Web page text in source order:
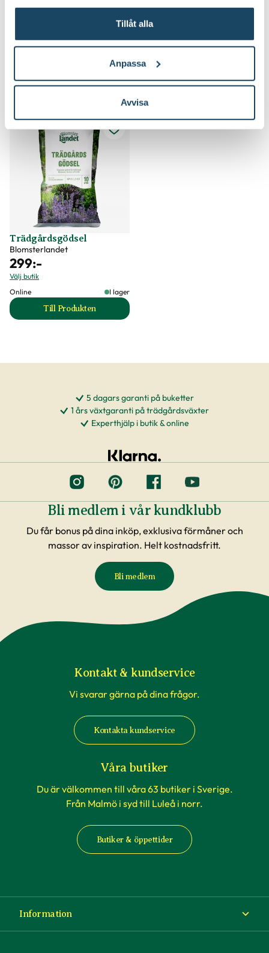
Tillåt alla
Anpassa
Avvisa
Sekatör Felco 4
579:-
Slut i lager
Till Produkten
Hasselfors P-
Jord/Planteringsjord
Hasselfors Garden
8990
Online
Till Produkten
Trädgårdsgödsel
Blomsterlandet
299:-
Välj butik
Online
I lager
Till Produkten
till Trädgårdsgödsel produktsida
5 dagars garanti på buketter
1 års växtgaranti på trädgårdsväxter
Experthjälp i butik & online
Bli medlem i vår kundklubb
Du får bonus på dina inköp, exklusiva förmåner och
massor av inspiration. Helt kostnadsfritt.
Bli medlem
Kontakt & kundservice
Vi svarar gärna på dina frågor.
Kontakta kundservice
Våra butiker
Du är välkommen till våra 63 butiker i Sverige.
Från Malmö i syd till Luleå i norr.
Butiker & öppettider
Information